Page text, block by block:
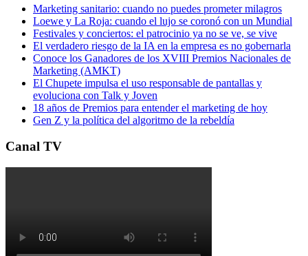
Marketing sanitario: cuando no puedes prometer milagros
Loewe y La Roja: cuando el lujo se coronó con un Mundial
Festivales y conciertos: el patrocinio ya no se ve, se vive
El verdadero riesgo de la IA en la empresa es no gobernarla
Conoce los Ganadores de los XVIII Premios Nacionales de
Marketing (AMKT)
El Chupete impulsa el uso responsable de pantallas y
evoluciona con Talk y Joven
18 años de Premios para entender el marketing de hoy
Gen Z y la política del algoritmo de la rebeldía
Canal TV